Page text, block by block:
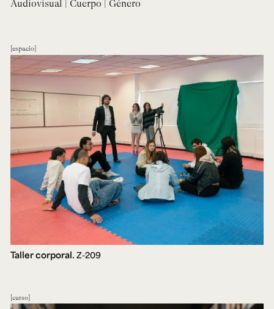
Audiovisual | Cuerpo | Género
espacio
Taller corporal. Z-209
curso